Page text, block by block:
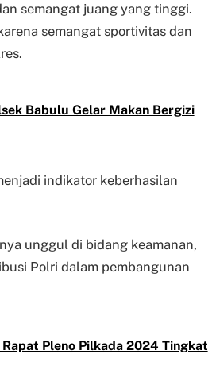
semangat juang yang tinggi.
semangat sportivitas dan
Babulu Gelar Makan Bergizi
indikator keberhasilan
unggul di bidang keamanan,
Polri dalam pembangunan
Pleno Pilkada 2024 Tingkat